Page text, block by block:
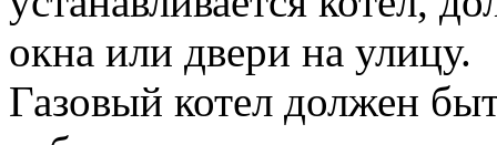
окна или двери на улицу.
Газовый котел должен